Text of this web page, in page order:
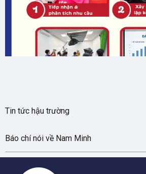
Tin tức hậu trường
Báo chí nói về Nam Minh